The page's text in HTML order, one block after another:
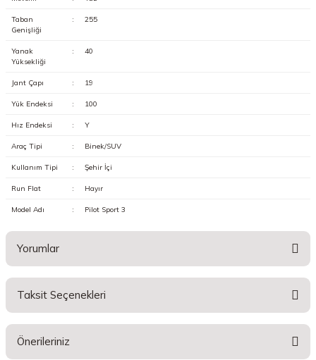
Taban
Genişliği
: 255
Yanak
Yüksekliği
: 40
Jant Çapı : 19
Yük Endeksi : 100
Hız Endeksi : Y
Araç Tipi : Binek/SUV
Kullanım Tipi : Şehir İçi
Run Flat : Hayır
Model Adı : Pilot Sport 3
Yorumlar
Taksit Seçenekleri
Önerileriniz